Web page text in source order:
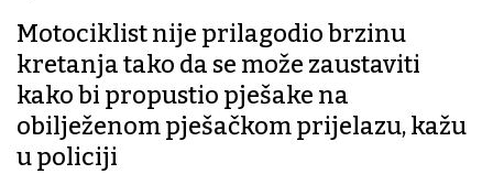
Motociklist nije prilagodio brzinu
kretanja tako da se može zaustaviti
kako bi propustio pješake na
obilježenom pješačkom prijelazu, kažu
u policiji